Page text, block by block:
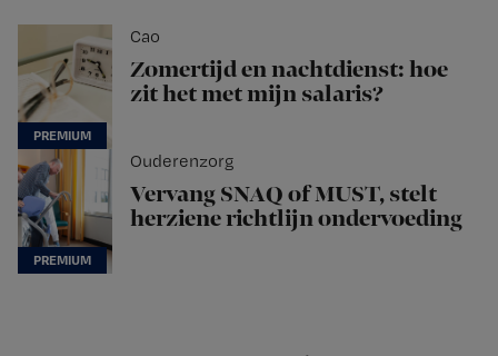
Cao
Zomertijd en nachtdienst: hoe
zit het met mijn salaris?
Ouderenzorg
Vervang SNAQ of MUST, stelt
herziene richtlijn ondervoeding